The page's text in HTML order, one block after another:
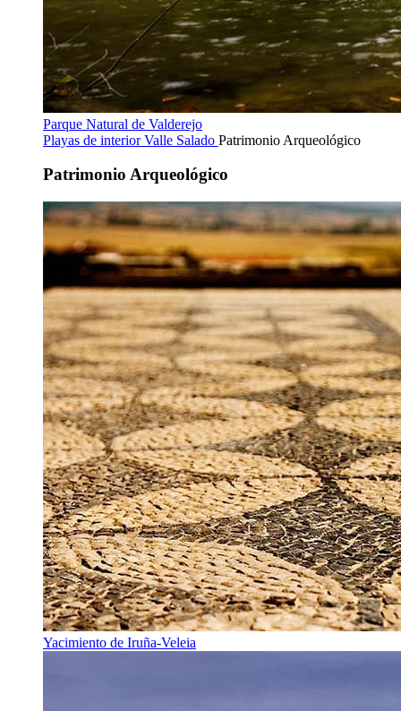
Parque Natural de Valderejo
Playas de interiorValle Salado Patrimonio Arqueológico
Patrimonio Arqueológico
Yacimiento de Iruña-Veleia